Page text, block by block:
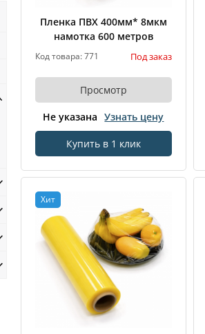
Пленка ПВХ 400мм* 8мкм
намотка 600 метров
Код товара: 771 Под заказ
Просмотр
Не указана Узнать цену
Купить в 1 клик
Хит